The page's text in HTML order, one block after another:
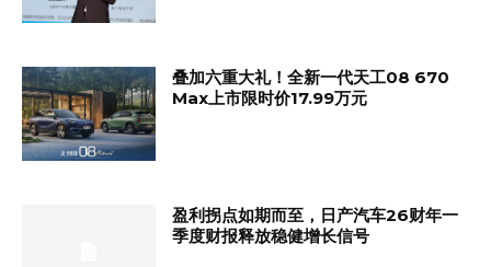
叠加六重大礼！全新一代天工08 670
Max上市限时价17.99万元
盈利拐点如期而至，日产汽车26财年一
季度财报释放稳健增长信号